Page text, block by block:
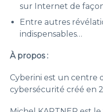
sur Internet de
Entre autres
indispensables…
À propos :
Cyberini est un centre
cybersécurité créé en